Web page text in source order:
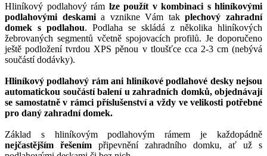
Hliníkový podlahový rám lze použít v kombinaci s hliníkovými
podlahovými deskamia vznikne Vám takplechový zahradní
domek s podlahou. Podlaha se skládá z několika hliníkových
žebrovaných segmentů včetně spojovacích profilů. Je doporučeno
ještě podložení tvrdou XPS pěnou v tloušťce cca 2-3 cm (nebývá
součástí dodávky).
Hliníkový podlahový rám ani hliníkové podlahové desky nejsou
automatickou součástí balení u zahradních domků, objednávají
se samostatně v rámci příslušenství a vždy ve velikosti potřebné
pro daný zahradní domek.
Základ s hliníkovým podlahovým rámem je každopádně
nejčastějším řešením připevnění zahradního domku, ať už s